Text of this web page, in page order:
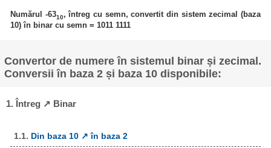
Numărul -6310, întreg cu semn, convertit din sistem zecimal (baza
10) în binar cu semn = 1011 1111
Convertor de numere în sistemul binar și zecimal.
Conversii în baza 2 și baza 10 disponibile:
1. Întreg ↗ Binar
1.1. Din baza 10 ↗ în baza 2